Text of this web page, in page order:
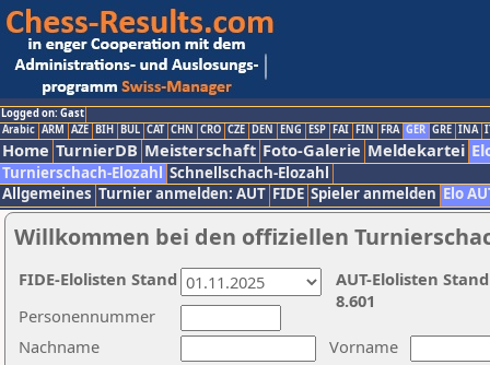
Logged on: Gast
Arabic ARM AZE BIH BUL CAT CHN CRO CZE DEN ENG ESP FAI FIN FRA GER GRE INA
Home TurnierDB Meisterschaft Foto-Galerie Meldekartei
Turnierschach-Elozahl Schnellschach-Elozahl
Allgemeines Turnier anmelden: AUT FIDE Spieler anmelden Elo
Willkommen bei den offiziellen
Nachname
Vorname
Personennummer
AUT-Elolisten
8.601
FIDE-Elolisten Stand